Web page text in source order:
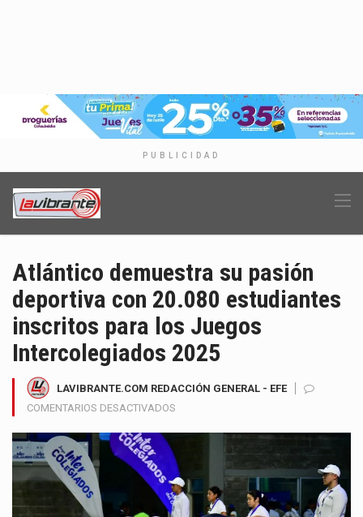
PUBLICIDAD
Atlántico demuestra su pasión
deportiva con 20.080 estudiantes
inscritos para los Juegos
Intercolegiados 2025
LAVIBRANTE.COM REDACCIÓN GENERAL - EFE
COMENTARIOS DESACTIVADOS
DEMUESTRA
SU
PASIÓN
DEPORTIVA
CON